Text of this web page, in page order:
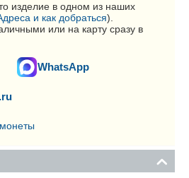
изделие в одном из наших
и как добраться).
или на карту сразу в
WhatsApp